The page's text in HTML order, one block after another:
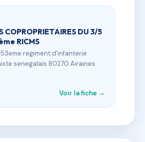
COPROPRIETAIRES DU 3/5
RICMS
53eme regiment d'infanterie
senegalais 80270 Airaines
Voir la fiche →